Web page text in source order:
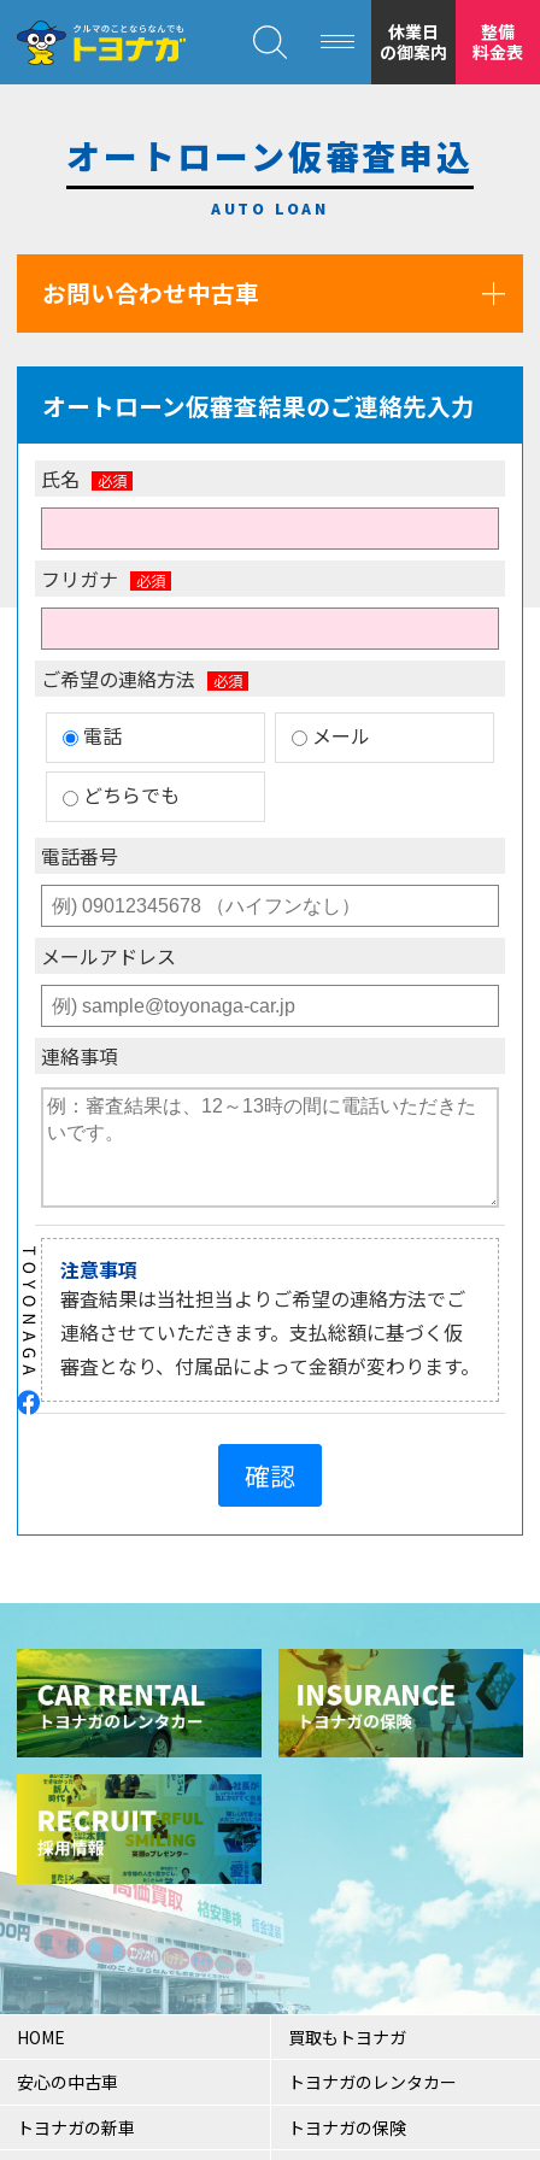
トヨナガの
休業日
の御案内
整備
料金表
オートローン仮審査申込
お問い合わせ中古車
オートローン仮審査結果のご連絡先入力
氏名
フリガナ
ご希望の連絡方法
電話
メール
どちらでも
電話番号
メールアドレス
連絡事項
注意事項
審査結果は当社担当よりご希望の連絡方法でご
連絡させていただきます。支払総額に基づく仮
審査となり、付属品によって金額が変わります。
確認
HOME
安心の中古車
トヨナガの新車
買取もトヨナガ
トヨナガのレンタカー
トヨナガの保険